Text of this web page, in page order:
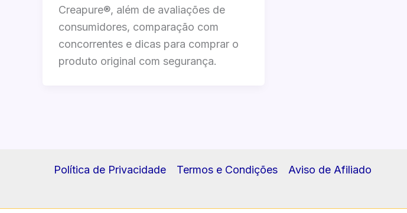
Creapure®, além de avaliações de
consumidores, comparação com
concorrentes e dicas para comprar o
produto original com segurança.
Política de Privacidade Termos e Condições Aviso de Afiliado